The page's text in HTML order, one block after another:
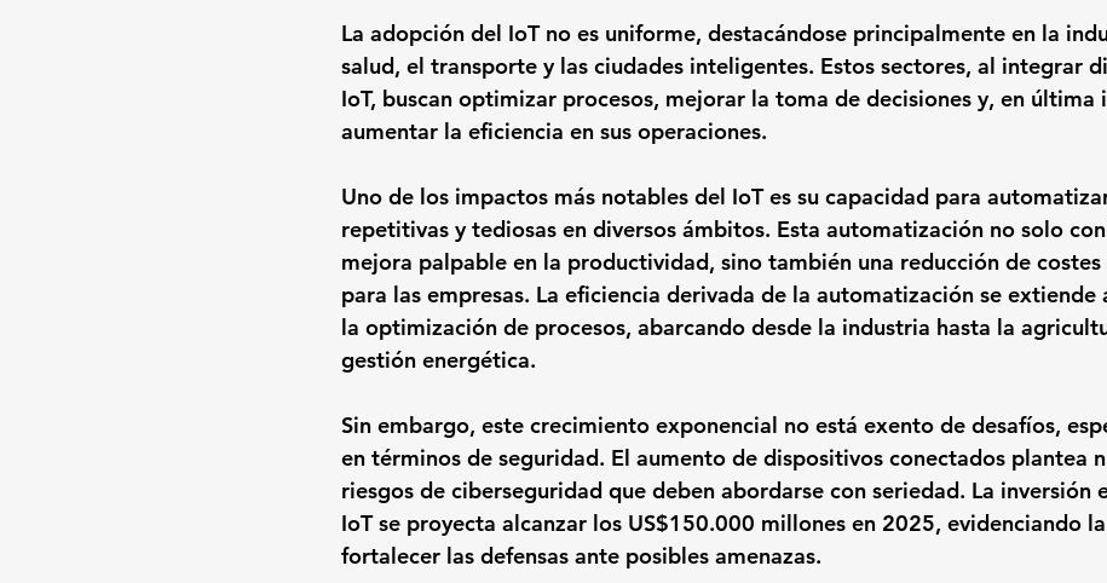
La adopción del IoT no es uniforme, destacándose principalmente en la
salud, el transporte y las ciudades inteligentes. Estos sectores, al integrar
IoT, buscan optimizar procesos, mejorar la toma de decisiones y, en última
aumentar la eficiencia en sus operaciones.
Uno de los impactos más notables del IoT es su capacidad para
repetitivas y tediosas en diversos ámbitos. Esta automatización no solo
mejora palpable en la productividad, sino también una reducción de
para las empresas. La eficiencia derivada de la automatización se extiende
la optimización de procesos, abarcando desde la industria hasta la
gestión energética.
Sin embargo, este crecimiento exponencial no está exento de desafíos,
en términos de seguridad. El aumento de dispositivos conectados plantea
riesgos de ciberseguridad que deben abordarse con seriedad. La inversión
IoT se proyecta alcanzar los US$150.000 millones en 2025, evidenciando
fortalecer las defensas ante posibles amenazas.